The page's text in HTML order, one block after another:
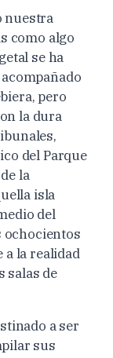
nuestra
como algo
se ha
pero
la dura
del Parque
la
isla
del
ochocientos
la realidad
salas de
a ser
sus